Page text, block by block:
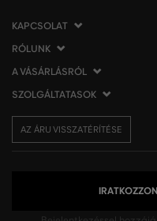
KAPCSOLAT
VERMONT Services Slovakia s. r.
Vlčie hrdlo 53
tel.: 06 1 901 1901
info@eshopgant.hu
RÓLUNK
Cégünkről
Elérhetőség
Affiliate
A VÁSÁRLÁSRÓL
A vásárlás menete
Az áru visszatérítése/visszáru
Személyes adatok kezelése
SZOLGÁLTATASOK
Szállítás és fizetés
Ajándékutalványok
AZ ÁRU VISSZATÉRÍTÉSE